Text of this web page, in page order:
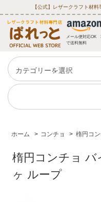
【公式】レザークラフト材
メール便対応OK
で送料無料
ホーム > コンチョ > 楕円コン
楕円コンチョ
ヶ ループ